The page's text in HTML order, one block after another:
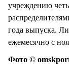
учреждению
года выпуска.
ежемесячно с
Фото ©